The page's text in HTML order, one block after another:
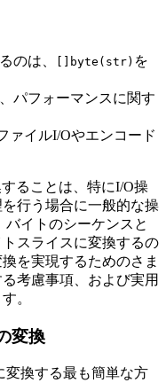
のは、 []byte(str) を
パフォーマンスに関す
ァイルI/Oやエンコード
ることは、特にI/O操
行う場合に一般的な操
イトのシーケンスと
スライスに変換するの
を実現するためのさま
考慮事項、および実用
。
変換
変換する最も簡単な方